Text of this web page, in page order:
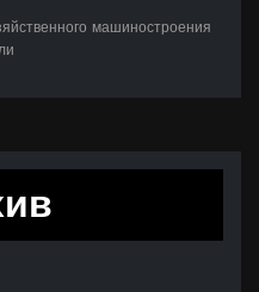
машиностроения